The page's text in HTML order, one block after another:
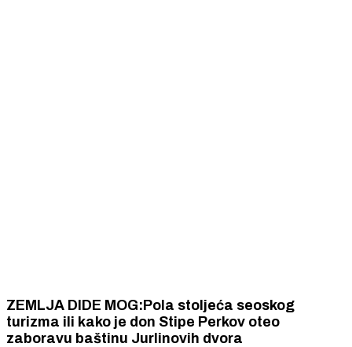
ZEMLJA DIDE MOG:Pola stoljeća seoskog
turizma ili kako je don Stipe Perkov oteo
zaboravu baštinu Jurlinovih dvora